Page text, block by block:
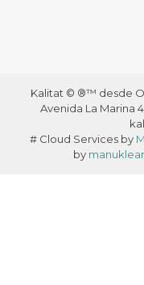
Kalitat © ®™ desde
Avenida La Marina 4
# Cloud Services by
by